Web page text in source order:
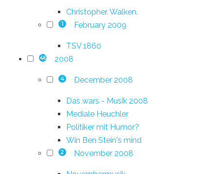
Christopher. Walken.
1 February 2009
TSV 1860
46 2008
4 December 2008
Das wars - Musik 2008
Mediale Heuchler
Politiker mit Humor?
Win Ben Stein's mind
2 November 2008